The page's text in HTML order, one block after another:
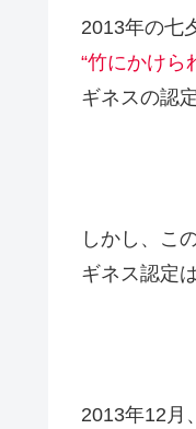
2013年の七
“竹にかけら
ギネスの認
しかし、こ
ギネス認定
2013年12月